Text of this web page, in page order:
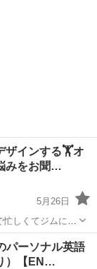
ザインする🏋️オ
みをお聞…
5月26日
パーソナル英語
）【EN…